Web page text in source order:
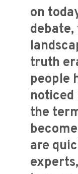
on
truth
people
the
are